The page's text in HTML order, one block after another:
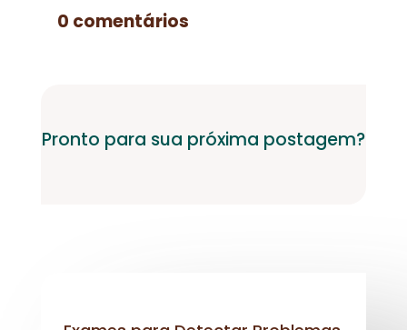
0 comentários
Pronto para sua próxima postagem?